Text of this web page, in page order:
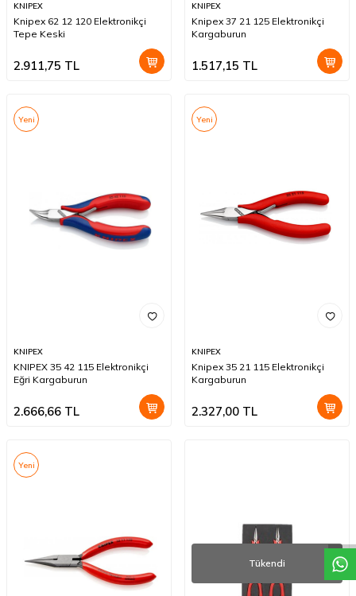
KNIPEX
Knipex 62 12 120 Elektronikçi
Tepe Keski
2.911,75 TL
KNIPEX
Knipex 37 21 125 Elektronikçi
Kargaburun
1.517,15 TL
Yeni
KNIPEX
KNIPEX 35 42 115 Elektronikçi
Eğri Kargaburun
2.666,66 TL
Yeni
KNIPEX
Knipex 35 21 115 Elektronikçi
Kargaburun
2.327,00 TL
Yeni
Tükendi